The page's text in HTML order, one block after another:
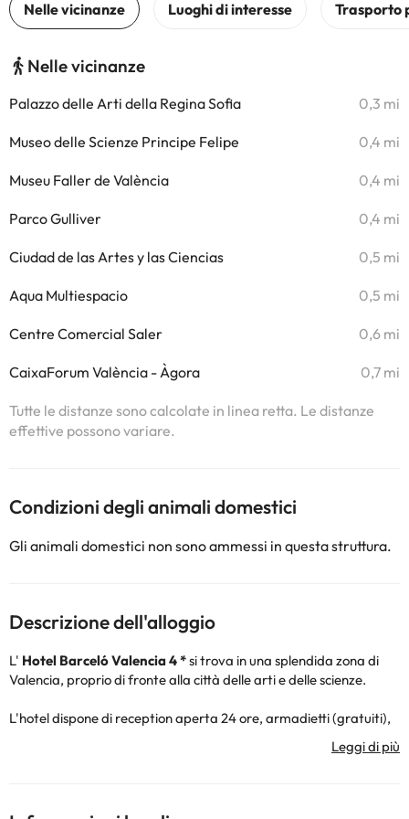
Nelle vicinanze
Palazzo delle Arti della Regina Sofia 0,3 mi
Museo delle Scienze Principe Felipe 0,4 mi
Museu Faller de València 0,4 mi
Parco Gulliver 0,4 mi
Ciudad de las Artes y las Ciencias 0,5 mi
Aqua Multiespacio 0,5 mi
Centre Comercial Saler 0,6 mi
CaixaForum València - Àgora 0,7 mi
Tutte le distanze sono calcolate in linea retta. Le distanze
effettive possono variare.
Condizioni degli animali domestici
Gli animali domestici non sono ammessi in questa struttura.
Descrizione dell'alloggio
L' Hotel Barceló Valencia 4 *si trova in una splendida zona di
Valencia, proprio di fronte alla città delle arti e delle scienze.
L'hotel dispone di reception aperta 24 ore, armadietti (gratuiti),
Wi-Fi gratuito, aria condizionata e riscaldamento, terrazza e
e fare un tuffo nella piscina esterna dell'hotel, situata sul tetto, da